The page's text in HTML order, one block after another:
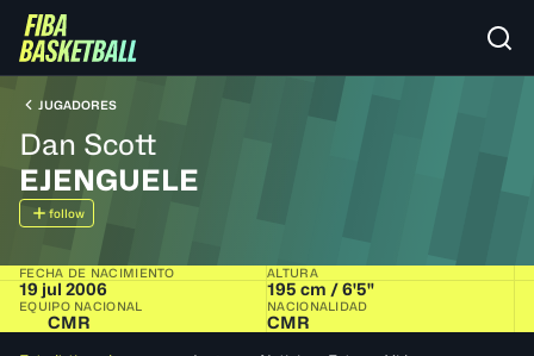
JUGADORES
Dan Scott
EJENGUELE
follow
FECHA DE NACIMIENTO
19 jul 2006
ALTURA
195 cm / 6'5"
EQUIPO NACIONAL
CMR
NACIONALIDAD
CMR